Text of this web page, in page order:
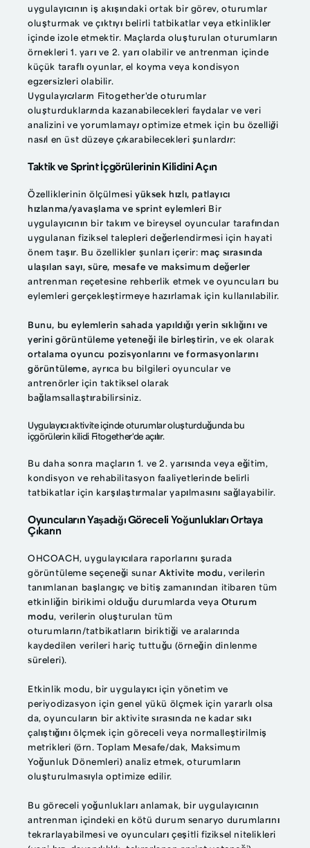
uygulayıcının iş akışındaki ortak bir görev, oturumlar
oluşturmak ve çıktıyı belirli tatbikatlar veya etkinlikler
içinde izole etmektir. Maçlarda oluşturulan oturumların
örnekleri 1. yarı ve 2. yarı olabilir ve antrenman içinde
küçük taraflı oyunlar, el koyma veya kondisyon
egzersizleri olabilir.
Uygulayıcıların Fitogether'de oturumlar
oluşturduklarında kazanabilecekleri faydalar ve veri
analizini ve yorumlamayı optimize etmek için bu özelliği
nasıl en üst düzeye çıkarabilecekleri şunlardır:
Taktik ve Sprint İçgörülerinin Kilidini Açın
Özelliklerinin ölçülmesi yüksek hızlı, patlayıcı
hızlanma/yavaşlama ve sprint eylemleri Bir
uygulayıcının bir takım ve bireysel oyuncular tarafından
uygulanan fiziksel talepleri değerlendirmesi için hayati
önem taşır. Bu özellikler şunları içerir:maç sırasında
ulaşılan sayı, süre, mesafe ve maksimum değerler
antrenman reçetesine rehberlik etmek ve oyuncuları bu
eylemleri gerçekleştirmeye hazırlamak için kullanılabilir.
Bunu, bu eylemlerin sahada yapıldığı yerin sıklığını ve
yerini görüntüleme yeteneği ile birleştirin, ve ek olarak
ortalama oyuncu pozisyonlarını ve formasyonlarını
görüntüleme, ayrıca bu bilgileri oyuncular ve
antrenörler için taktiksel olarak
bağlamsallaştırabilirsiniz.
Uygulayıcı aktivite içinde oturumlar oluşturduğunda bu
içgörülerin kilidi Fitogether'de açılır.
Bu daha sonra maçların 1. ve 2. yarısında veya eğitim,
kondisyon ve rehabilitasyon faaliyetlerinde belirli
tatbikatlar için karşılaştırmalar yapılmasını sağlayabilir.
Oyuncuların Yaşadığı Göreceli Yoğunlukları Ortaya
Çıkarın
OHCOACH, uygulayıcılara raporlarını şurada
görüntüleme seçeneği sunarAktivite modu,verilerin
tanımlanan başlangıç ve bitiş zamanından itibaren tüm
etkinliğin birikimi olduğu durumlarda veya Oturum
modu, verilerin oluşturulan tüm
oturumların/tatbikatların biriktiği ve aralarında
kaydedilen verileri hariç tuttuğu (örneğin dinlenme
süreleri).
Etkinlik modu, bir uygulayıcı için yönetim ve
periyodizasyon için genel yükü ölçmek için yararlı olsa
da, oyuncuların bir aktivite sırasında ne kadar sıkı
çalıştığını ölçmek için göreceli veya normalleştirilmiş
metrikleri (örn. Toplam Mesafe/dak, Maksimum
Yoğunluk Dönemleri) analiz etmek, oturumların
oluşturulmasıyla optimize edilir.
Bu göreceli yoğunlukları anlamak, bir uygulayıcının
antrenman içindeki en kötü durum senaryo durumlarını
tekrarlayabilmesi ve oyuncuları çeşitli fiziksel nitelikleri